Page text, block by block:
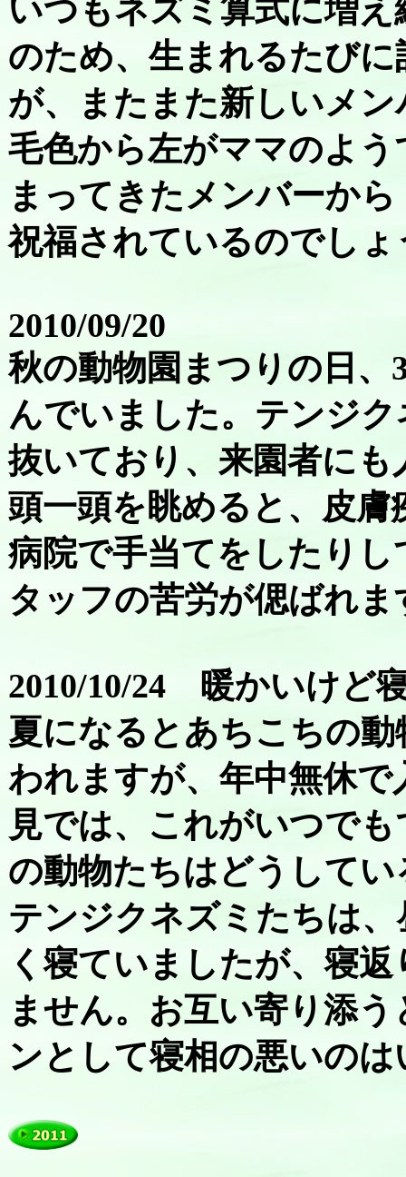
いつもネズミ算式に増
のため、生まれるたび
が、またまた新しいメ
毛色から左がママのよ
まってきたメンバーか
祝福されているのでしょ
2010/09/20
秋の動物園まつりの日
んでいました。テンジ
抜いており、来園者に
頭一頭を眺めると、皮
病院で手当てをしたり
タッフの苦労が偲ばれ
2010/10/24 暖かいけど
夏になるとあちこちの
われますが、年中無休で
見では、これがいつで
の動物たちはどうして
テンジクネズミたちは
く寝ていましたが、寝
ません。お互い寄り添
ンとして寝相の悪いの